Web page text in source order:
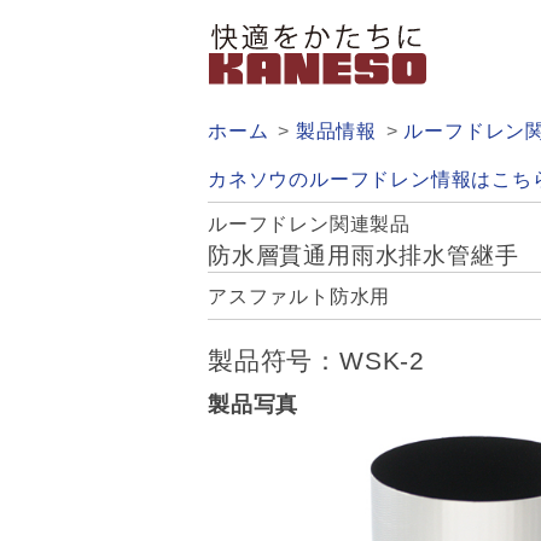
ホーム 製品情報 ルーフドレン
カネソウのルーフドレン情報はこち
ルーフドレン関連製品
防水層貫通用雨水排水管継
アスファルト防水用
製品符号：WSK-2
製品写真